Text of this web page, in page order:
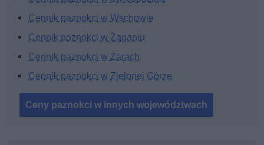
Cennik paznokci w Wschowie
Cennik paznokci w Żaganiu
Cennik paznokci w Żarach
Cennik paznokci w Zielonej Górze
Ceny paznokci w innych województwach